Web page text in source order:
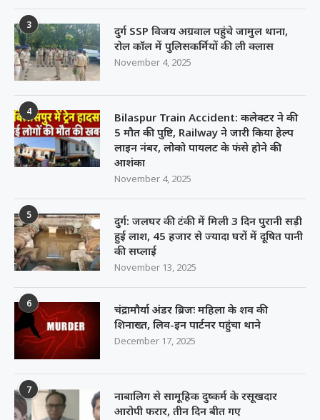
3
दुर्ग SSP विजय अग्रवाल पहुंचे जामुल थाना,
रोल कॉल में पुलिसकर्मियों की ली क्लास
November 4, 2025
4
Bilaspur Train Accident: कलेक्टर ने की
5 मौत की पुष्टि, Railway ने जारी किया हेल्प
लाइन नंबर, लोको पायलट के फंसे होने की
आशंका
November 4, 2025
5
दुर्ग: जलघर की टंकी में मिली 3 दिन पुरानी सड़ी
हुई लाश, 45 हजार से ज्यादा घरों में दूषित पानी
की सप्लाई
November 13, 2025
6
चंद्रामौर्या अंडर ब्रिजः महिला के शव की
शिनाख्त, लिव-इन पार्टनर पहुंचा थाने
December 17, 2025
7
नाबालिग से सामूहिक दुष्कर्म के रसूखदार
आरोपी फरार, तीन दिन बीत गए